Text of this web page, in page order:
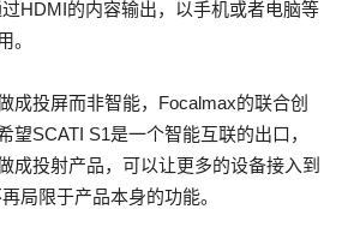
HDMI的内容输出，以手机或者电脑等
。
成投屏而非智能，Focalmax的联合创
望SCATI S1是一个智能互联的出口，
成投射产品，可以让更多的设备接入到
局限于产品本身的功能。